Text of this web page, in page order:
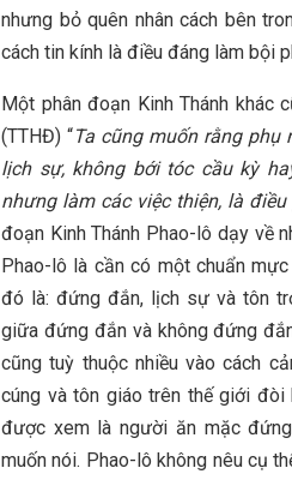
nhưng bỏ quên nhân cách bên
cách tin kính là điều đáng làm bội
Một phân đoạn Kinh Thánh
(TTHĐ) “Ta cũng muốn rằng phụ
lịch sự, không bới tóc cầu kỳ
nhưng làm các việc thiện, là
đoạn Kinh Thánh Phao-lô dạy về
Phao-lô là cần có một chuẩn
đó là: đứng đắn, lịch sự và tôn
giữa đứng đắn và không đứng
cũng tuỳ thuộc nhiều vào cách
cúng và tôn giáo trên thế giới
được xem là người ăn mặc
muốn nói. Phao-lô không nêu cụ